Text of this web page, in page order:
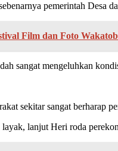
pemerintah Desa
Film dan Foto
sangat mengeluhkan
sekitar sangat berharap
lanjut Heri roda